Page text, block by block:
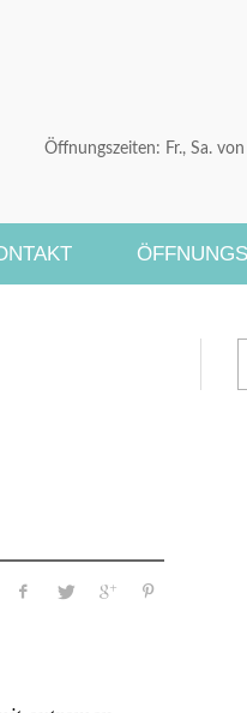
Öffnungszeiten: Fr., Sa.
ZUM FEIERN